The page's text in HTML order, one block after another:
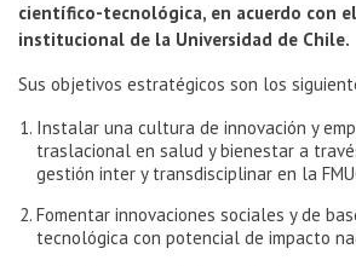
científico-tecnológica, en acuerdo con
institucional de la Universidad de Chile.
Sus objetivos estratégicos son los
Instalar una cultura de innovación y
traslacional en salud y bienestar a
gestión inter y transdisciplinar en la
Fomentar innovaciones sociales y de
tecnológica con potencial de impacto